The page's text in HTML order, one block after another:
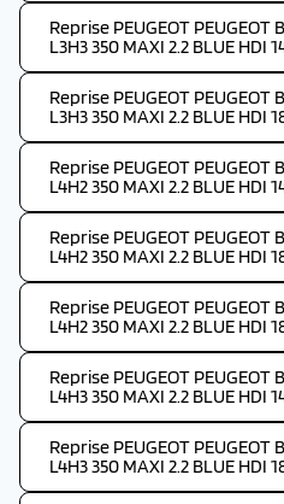
Reprise PEUGEOT PEUGEOT
L3H3 350 MAXI 2.2 BLUE HDI
Reprise PEUGEOT PEUGEOT
L3H3 350 MAXI 2.2 BLUE HDI
Reprise PEUGEOT PEUGEOT
L4H2 350 MAXI 2.2 BLUE HDI
Reprise PEUGEOT PEUGEOT
L4H2 350 MAXI 2.2 BLUE HDI
Reprise PEUGEOT PEUGEOT
L4H2 350 MAXI 2.2 BLUE HDI
Reprise PEUGEOT PEUGEOT
L4H3 350 MAXI 2.2 BLUE HDI
Reprise PEUGEOT PEUGEOT
L4H3 350 MAXI 2.2 BLUE HDI